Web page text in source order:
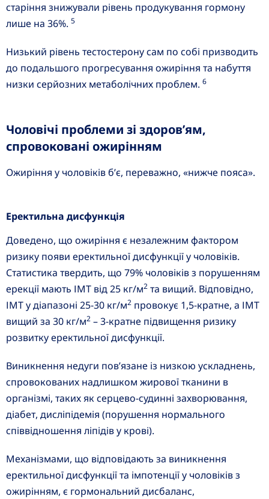
старіння знижували рівень продукування гормону
лише на 36%. 5
Низький рівень тестостерону сам по собі призводить
до подальшого прогресування ожиріння та набуття
низки серйозних метаболічних проблем. 6
Чоловічі проблеми зі здоров’ям,
спровоковані ожирінням
Ожиріння у чоловіків б’є, переважно, «нижче пояса».
Еректильна дисфункція
Доведено, що ожиріння є незалежним фактором
ризику появи еректильної дисфункції у чоловіків.
Статистика твердить, що 79% чоловіків з порушенням
ерекції мають ІМТ від 25 кг/м2 та вищий. Відповідно,
ІМТ у діапазоні 25-30 кг/м2 провокує 1,5-кратне, а ІМТ
вищий за 30 кг/м2 – 3-кратне підвищення ризику
розвитку еректильної дисфункції.
Виникнення недуги пов’язане із низкою ускладнень,
спровокованих надлишком жирової тканини в
організмі, таких як серцево-судинні захворювання,
діабет, дисліпідемія (порушення нормального
співвідношення ліпідів у крові).
Механізмами, що відповідають за виникнення
еректильної дисфункції та імпотенції у чоловіків з
ожирінням, є гормональний дисбаланс,